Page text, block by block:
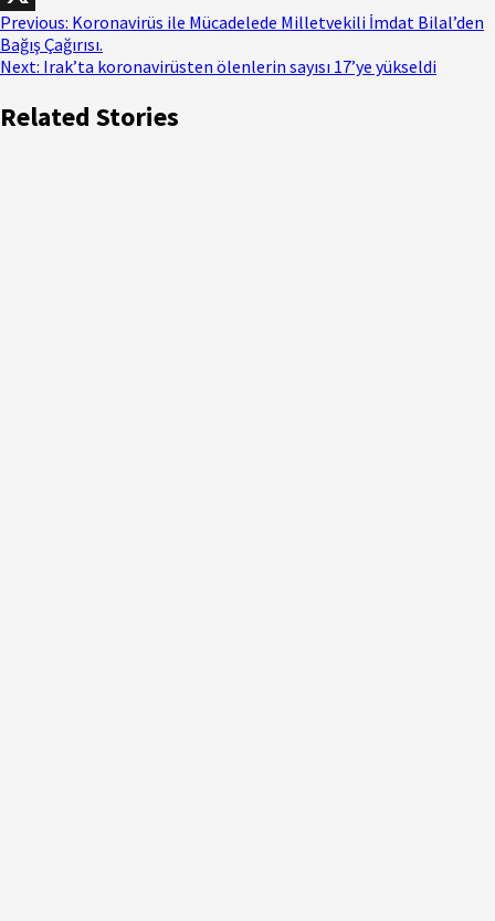
X
Continue
Reading
Previous: Koronavirüs ile Mücadelede Milletvekili İmdat Bilal’den
Bağış Çağırısı.
Next: Irak’ta koronavirüsten ölenlerin sayısı 17’ye yükseldi
Related Stories